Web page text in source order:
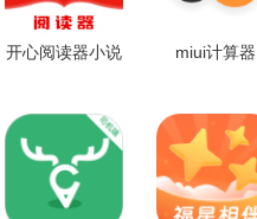
开心阅读器小说 miui计算器